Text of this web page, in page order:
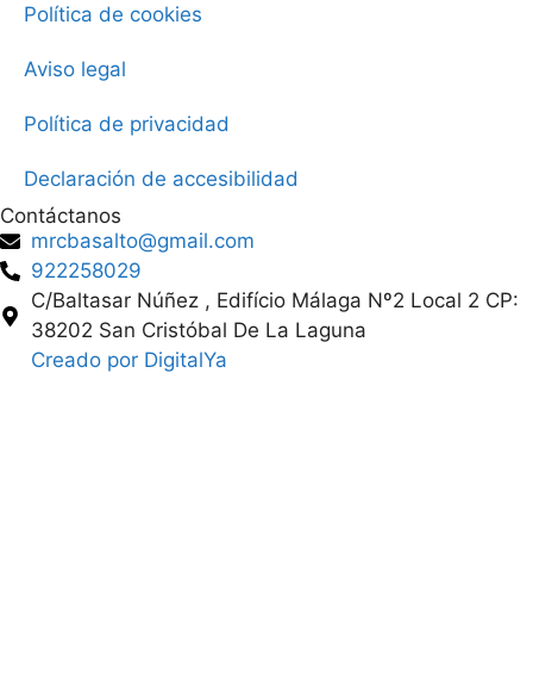
Política de cookies
Aviso legal
Política de privacidad
Declaración de accesibilidad
Contáctanos
mrcbasalto@gmail.com
922258029
C/Baltasar Núñez , Edifício Málaga Nº2 Local 2 CP:
38202 San Cristóbal De La Laguna
Creado por DigitalYa